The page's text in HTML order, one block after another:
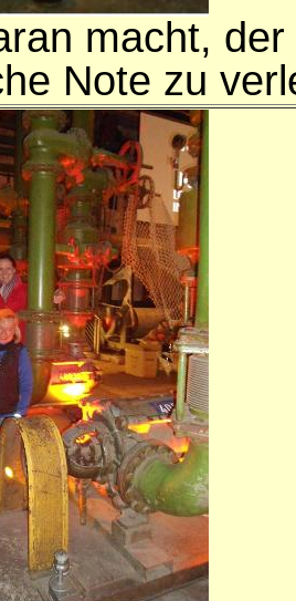
macht, der
Note zu